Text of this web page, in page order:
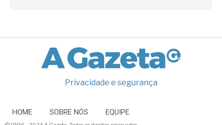
Privacidade e segurança
HOME SOBRE NÓS EQUIPE